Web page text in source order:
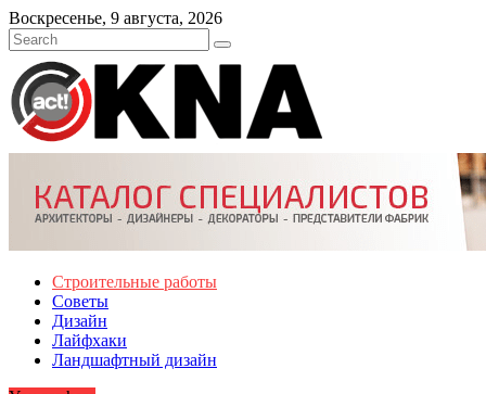
Skip
to
content
Воскресенье, 9 августа, 2026
Строительные работы
Советы
Дизайн
Лайфхаки
Ландшафтный дизайн